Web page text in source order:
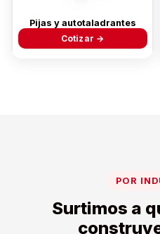
Pijas y autotaladrantes
Cotizar →
POR
Surtimos a